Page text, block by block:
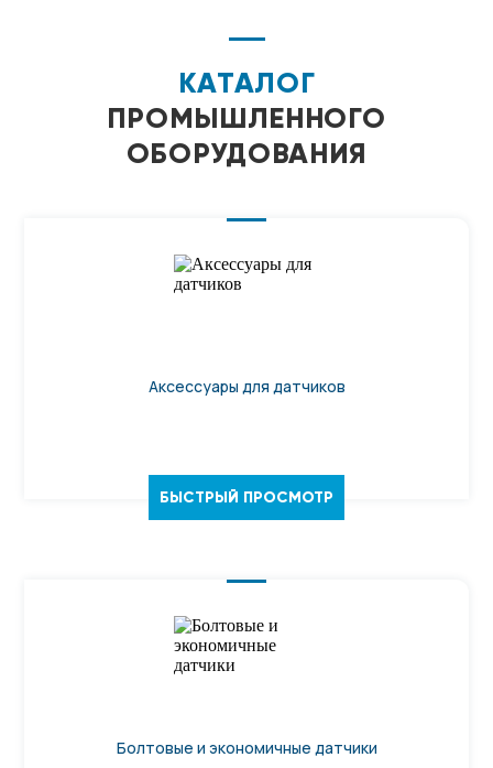
КАТАЛОГ
ПРОМЫШЛЕННОГО
ОБОРУДОВАНИЯ
Аксессуары для датчиков
БЫСТРЫЙ ПРОСМОТР
Болтовые и экономичные датчики